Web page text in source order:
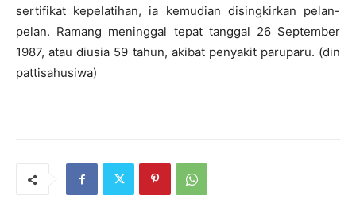
sertifikat kepelatihan, ia kemudian disingkirkan pelan-
pelan. Ramang meninggal tepat tanggal 26 September
1987, atau diusia 59 tahun, akibat penyakit paruparu. (din
pattisahusiwa)